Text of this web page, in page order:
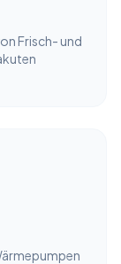
Frisch- und